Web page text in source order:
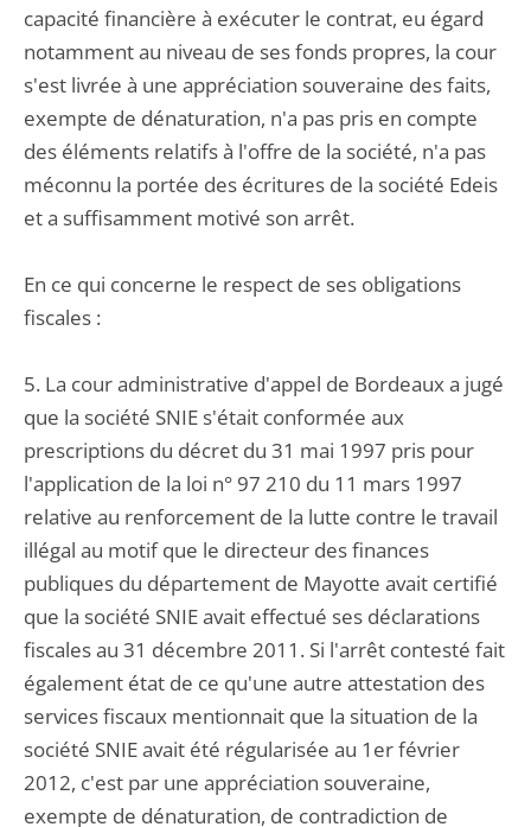
capacité financière à exécuter le contrat, eu égard
notamment au niveau de ses fonds propres, la cour
s'est livrée à une appréciation souveraine des faits,
exempte de dénaturation, n'a pas pris en compte
des éléments relatifs à l'offre de la société, n'a pas
méconnu la portée des écritures de la société Edeis
et a suffisamment motivé son arrêt.
En ce qui concerne le respect de ses obligations
fiscales :
5. La cour administrative d'appel de Bordeaux a jugé
que la société SNIE s'était conformée aux
prescriptions du décret du 31 mai 1997 pris pour
l'application de la loi n° 97 210 du 11 mars 1997
relative au renforcement de la lutte contre le travail
illégal au motif que le directeur des finances
publiques du département de Mayotte avait certifié
que la société SNIE avait effectué ses déclarations
fiscales au 31 décembre 2011. Si l'arrêt contesté fait
également état de ce qu'une autre attestation des
services fiscaux mentionnait que la situation de la
société SNIE avait été régularisée au 1er février
2012, c'est par une appréciation souveraine,
exempte de dénaturation, de contradiction de